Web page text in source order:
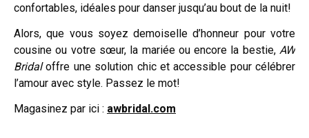
confortables, idéales pour danser jusqu’au bout de la nuit!
Alors, que vous soyez demoiselle d’honneur pour votre
cousine ou votre sœur, la mariée ou encore la bestie, AW
Bridaloffre une solution chic et accessible pour célébrer
l’amour avec style. Passez le mot!
Magasinez par ici : awbridal.com